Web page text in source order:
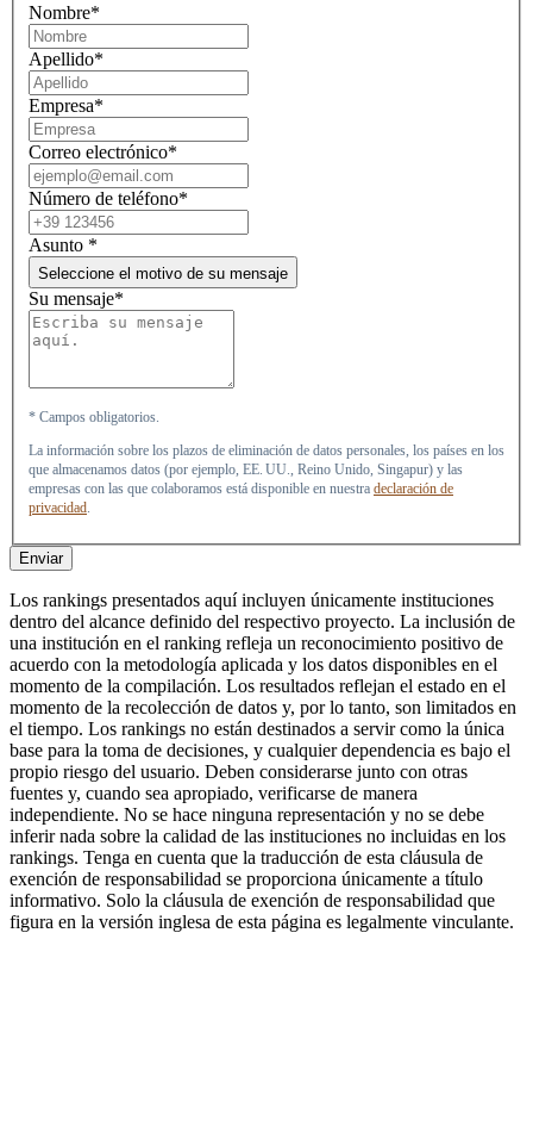
Nombre*
Apellido*
Empresa*
Correo electrónico*
Número de teléfono*
Asunto *
Seleccione el motivo de su mensaje
Su mensaje*
* Campos obligatorios.
La información sobre los plazos de eliminación de datos personales, los países en los
que almacenamos datos (por ejemplo, EE. UU., Reino Unido, Singapur) y las
empresas con las que colaboramos está disponible en nuestra declaración de
privacidad
Enviar
Los rankings presentados aquí incluyen únicamente instituciones
dentro del alcance definido del respectivo proyecto. La inclusión de
una institución en el ranking refleja un reconocimiento positivo de
acuerdo con la metodología aplicada y los datos disponibles en el
momento de la compilación. Los resultados reflejan el estado en el
momento de la recolección de datos y, por lo tanto, son limitados en
el tiempo. Los rankings no están destinados a servir como la única
base para la toma de decisiones, y cualquier dependencia es bajo el
propio riesgo del usuario. Deben considerarse junto con otras
fuentes y, cuando sea apropiado, verificarse de manera
independiente. No se hace ninguna representación y no se debe
inferir nada sobre la calidad de las instituciones no incluidas en los
rankings. Tenga en cuenta que la traducción de esta cláusula de
exención de responsabilidad se proporciona únicamente a título
informativo. Solo la cláusula de exención de responsabilidad que
figura en la versión inglesa de esta página es legalmente vinculante.